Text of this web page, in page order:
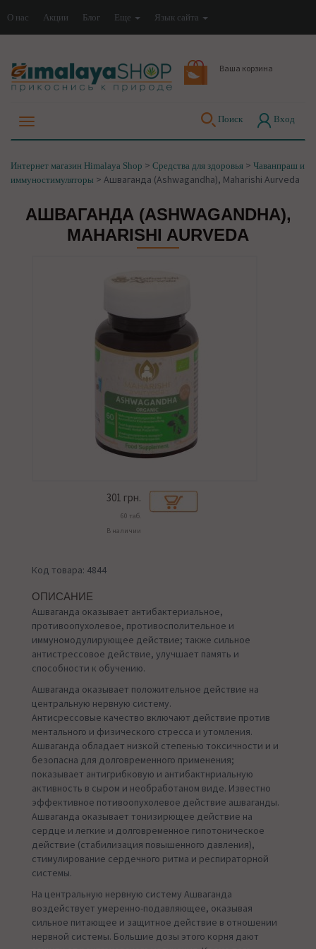
О нас Акции Блог Еще Язык сайта
Ваша корзина
Поиск Вход
Интернет магазин Himalaya Shop > Средства для здоровья > Чаванпраш и
иммуностимуляторы > Ашваганда (Ashwagandha), Maharishi Aurveda
АШВАГАНДА (ASHWAGANDHA),
MAHARISHI AURVEDA
301 грн.
60 таб.
В наличии
Код товара: 4844
ОПИСАНИЕ
Ашваганда оказывает антибактериальное,
противоопухолевое, противосполительное и
иммуномодулирующее действие; также сильное
антистрессовое действие, улучшает память и
способности к обучению.
Ашваганда оказывает положительное действие на
центральную нервную систему.
Антисрессовые качество включают действие против
ментального и физического стресса и утомления.
Ашваганда обладает низкой степенью токсичности и и
безопасна для долговременного применения;
показывает антигрибковую и антибактнриальную
активность в сыром и необработаном виде. Известно
эффективное потивоопухолевое действие ашваганды.
Ашваганда оказывает тонизирющее действие на
сердце и легкие и долговременное гипотоническое
действие (стабилизация повышенного давления),
стимулирование сердечного ритма и респираторной
системы.
На центральную нервную систему Ашваганда
воздействует умеренно-подавляющее, оказывая
сильное питающее и защитное действие в отношении
нервной системы. Большие дозы этого корня дают